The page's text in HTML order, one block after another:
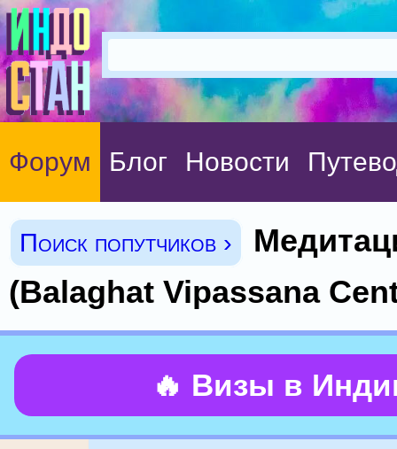
Форум Блог Новости
Поиск попутчиков ›
(Balaghat Vipassana
🔥 Визы в